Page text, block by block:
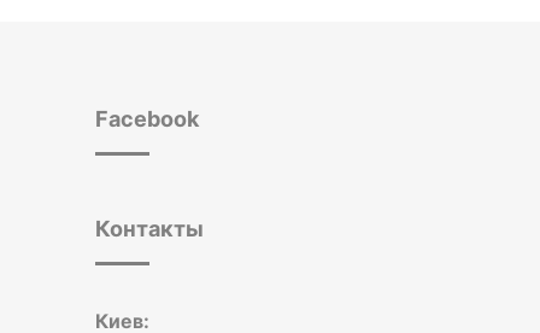
Facebook
Контакты
Киев: